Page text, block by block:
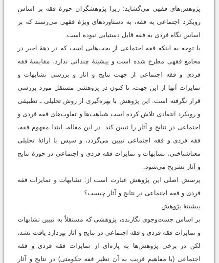
پژوهش‌های فقهی می‌گشاید؛ زیرا پژوهشگران حوزۀ فقه بر اساس
رویکرد اجتماعی به فقه، به دستاوردهای ویژۀ فقهی می‌رسند که بر
اساس نگاه فردی به فقه قابل دستیابی نبوده است.
با توجه به اینکه فقه اجتماعی از بحث‌هایی است که در دهۀ اخیر در
مجامع فقهی مطرح شده است و پیشینۀ چندانی ندارد، مقایسۀ فقه
فردی و فقه اجتماعی از جهت نتایج و آثار و بررسی تشابهات و
تمایزات آنها از این جهت، تا کنون در پژوهشی مستقل مورد بررسی
قرار نگرفته است. این پژوهش با بهره‌گیری از روش تحلیلی ـ تطبیقی
و رویکرد انتقادی تلاش کرده است شباهت‌ها و تفاوت‌های فقه فردی و
اجتماعی در نتایج و آثار را تبیین کند. در این مقاله، ابتدا مفهوم فقه،
فقه فردی و فقه اجتماعی تبیین می‌گردد، و سپس با ارائۀ تحلیلی
معناشناختی، تشابهات و تمایزات فقه فردی و اجتماعی در حوزۀ نتایج
و آثار تشریح می‌شود.
پرسش‌ اصلی این پژوهش عبارت است از: تشابهات و تمایزات فقه
فردی و فقه اجتماعی در نتایج و آثار چیست؟
پیشینۀ پژوهش
بر اساس جست‌وجوی نگارنده، پژوهشی که مستقلاً به تبیین تشابهات
و تمایزات فقه فردی و فقه اجتماعی در نتایج و آثار بپردازد یافت نشد،
لکن در برخی پژوهش‌ها به پاره‌ای از تمایزات فقه فردی و فقه
اجتماعی (یا مفاهیم قریب به آن نظیر فقه حکومتی) در نتایج و آثار